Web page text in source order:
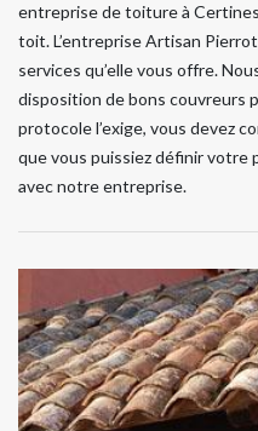
entreprise de toiture à
toit. L’entreprise Artisan
services qu’elle vous offre.
disposition de bons couvreurs
protocole l’exige, vous devez
que vous puissiez définir votre
avec notre entreprise.